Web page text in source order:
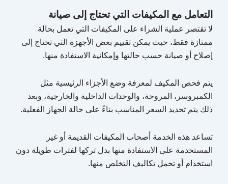
التعامل مع المكيفات التي تحتاج إلى صيانة
لا تقتصر عملية الشراء على المكيفات التي تعمل بحالة
ممتازة فقط، حيث يمكن تقييم بعض الأجهزة التي تحتاج إلى
إصلاح أو صيانة حسب حالتها وإمكانية الاستفادة منها.
يتم فحص المكيف لمعرفة وضع الأجزاء الرئيسية مثل
الكمبروسر، المروحة، والوحدات الداخلية والخارجية، وبعد
ذلك يتم تحديد السعر المناسب بناءً على حالة الجهاز الفعلية.
تساعد هذه الخدمة أصحاب المكيفات القديمة أو غير
المستخدمة على الاستفادة منها بدل تركها لفترات طويلة دون
استخدام أو تحمل تكاليف التخلص منها.